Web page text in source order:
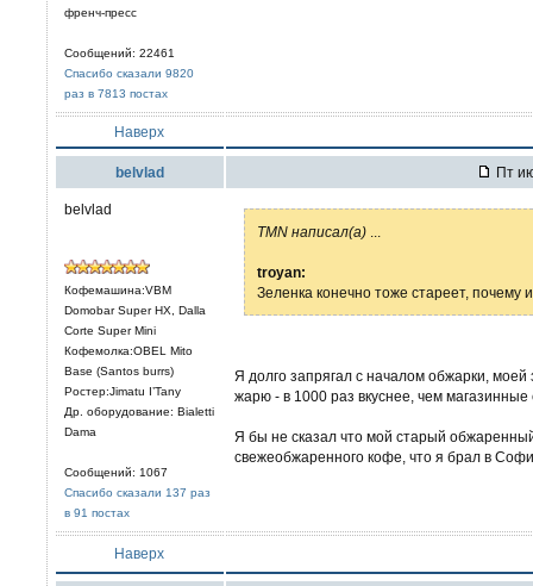
френч-пресс
Сообщений: 22461
Спасибо сказали 9820
раз в 7813 постах
Наверх
belvlad Пт
belvlad
Кофемашина:VBM
Domobar Super HX, Dalla
Corte Super Mini
Кофемолка:OBEL Mito
Base (Santos burrs)
Ростер:Jimatu I’Tany
Др. оборудование: Bialetti
Dama
Сообщений: 1067
Спасибо сказали 137 раз
в 91 постах
TMN написал(а)
troyan:
Зеленка конечно тоже стареет, почему
Я долго запрягал с началом обжарки,
жарю - в 1000 раз вкуснее, чем магазинные
Я бы не сказал что мой старый
свежеобжаренного кофе, что я брал в
Наверх